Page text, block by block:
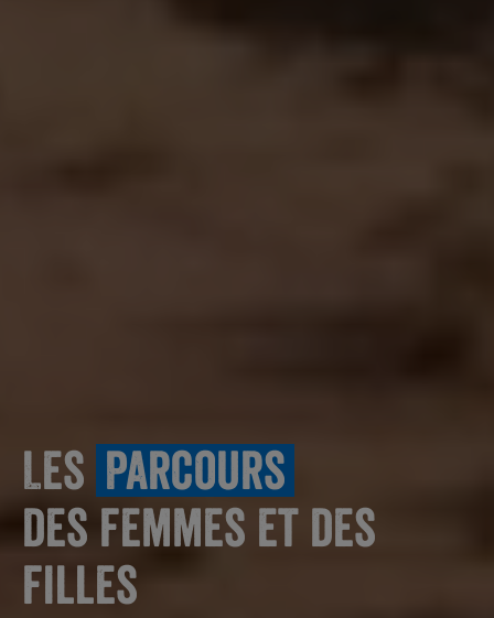
Les Parcours
des femmes et des
filles